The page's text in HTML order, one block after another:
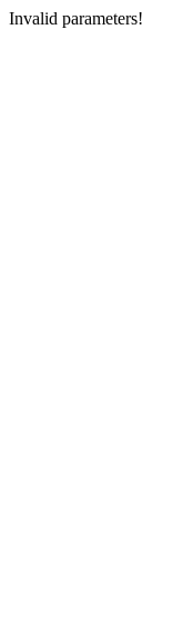
Invalid parameters!